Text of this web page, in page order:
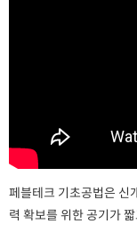
페블테크 기초공법은 신
력 확보를 위한 공기가